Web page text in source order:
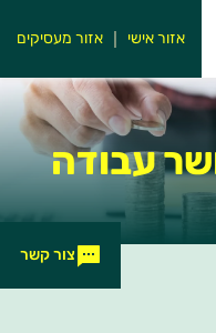
אזור אישי אזור מעסיקים
עבודה
צור קשר